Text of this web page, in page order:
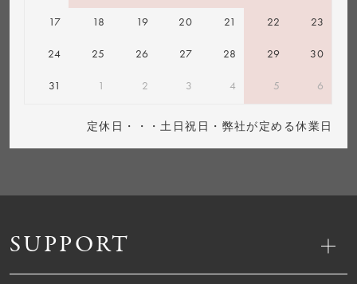
SUPPORT
17 18 19 20 21 22 23
24 25 26 27 28 29 30
31 1 2 3 4 5 6
定休日・・・土日祝日・弊社が定める休業日